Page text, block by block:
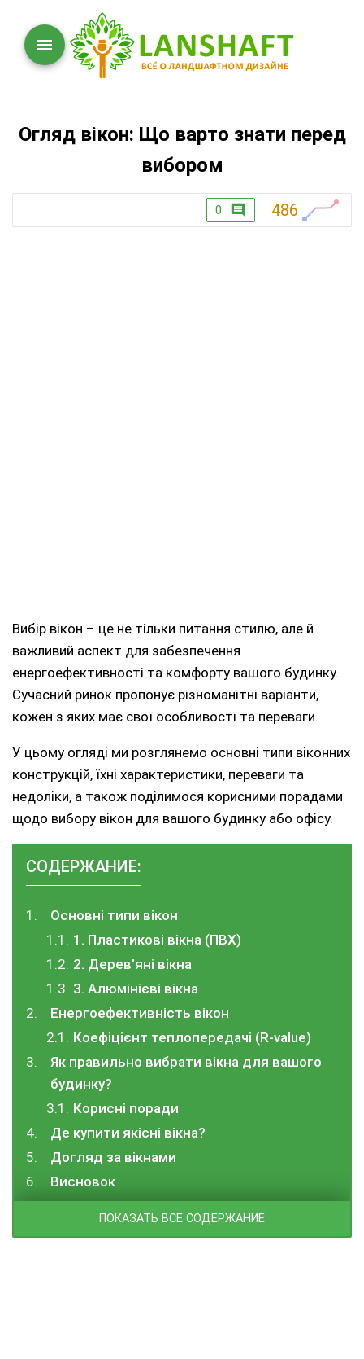
Огляд вікон: Що варто знати перед
вибором
0 486
Вибір вікон – це не тільки питання стилю, але й
важливий аспект для забезпечення
енергоефективності та комфорту вашого будинку.
Сучасний ринок пропонує різноманітні варіанти,
кожен з яких має свої особливості та переваги.
У цьому огляді ми розглянемо основні типи віконних
конструкцій, їхні характеристики, переваги та
недоліки, а також поділимося корисними порадами
щодо вибору вікон для вашого будинку або офісу.
СОДЕРЖАНИЕ:
Основні типи вікон
1. Пластикові вікна (ПВХ)
2. Дерев’яні вікна
3. Алюмінієві вікна
Енергоефективність вікон
Коефіцієнт теплопередачі (R-value)
Як правильно вибрати вікна для вашого
будинку?
Корисні поради
Де купити якісні вікна?
Догляд за вікнами
Висновок
ПОКАЗАТЬ ВСЕ СОДЕРЖАНИЕ